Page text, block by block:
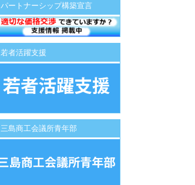
パートナーシップ構築宣言
若者活躍支援
三島商工会議所青年部